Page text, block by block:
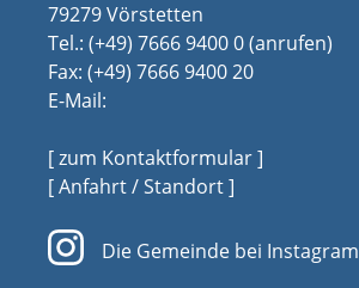
79279 Vörstetten
Tel.: (+49) 7666 9400 0
Fax: (+49) 7666 9400 20
E-Mail:
[ zum Kontaktformular ]
[ Anfahrt / Standort ]
Die Gemeinde bei Instagram